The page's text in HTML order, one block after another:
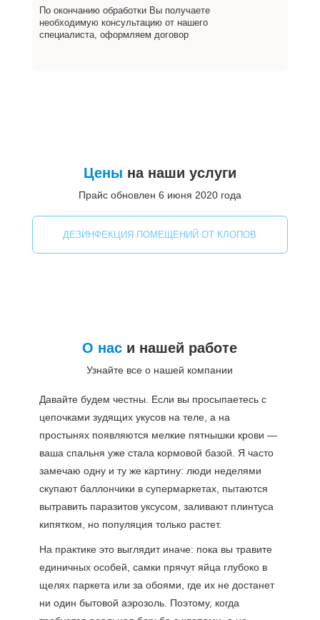
По окончанию обработки Вы получаете
необходимую консультацию от нашего
специалиста, оформляем договор
Цены на наши услуги
Прайс обновлен 6 июня 2020 года
ДЕЗИНФЕКЦИЯ ПОМЕЩЕНИЙ ОТ КЛОПОВ
О нас и нашей работе
Узнайте все о нашей компании
Давайте будем честны. Если вы просыпаетесь с
цепочками зудящих укусов на теле, а на
простынях появляются мелкие пятнышки крови —
ваша спальня уже стала кормовой базой. Я часто
замечаю одну и ту же картину: люди неделями
скупают баллончики в супермаркетах, пытаются
вытравить паразитов уксусом, заливают плинтуса
кипятком, но популяция только растет.
На практике это выглядит иначе: пока вы травите
единичных особей, самки прячут яйца глубоко в
щелях паркета или за обоями, где их не достанет
ни один бытовой аэрозоль. Поэтому, когда